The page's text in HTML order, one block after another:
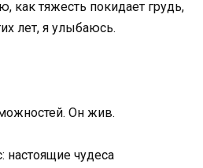
как тяжесть покидает грудь,
лет, я улыбаюсь.
Он жив.
настоящие чудеса